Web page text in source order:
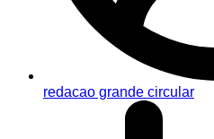
redacao grande circular